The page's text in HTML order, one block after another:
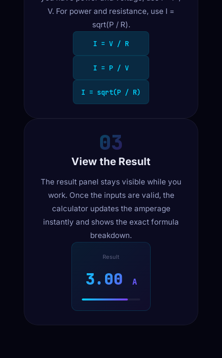
V. For power and resistance, use I =
sqrt(P / R).
I = V / R
I = P / V
I = sqrt(P / R)
03
View the Result
The result panel stays visible while you
work. Once the inputs are valid, the
calculator updates the amperage
instantly and shows the exact formula
breakdown.
Result
3.00 A